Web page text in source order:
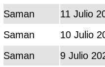
Saman
11 Julio
Saman
10 Julio
Saman
9 Julio